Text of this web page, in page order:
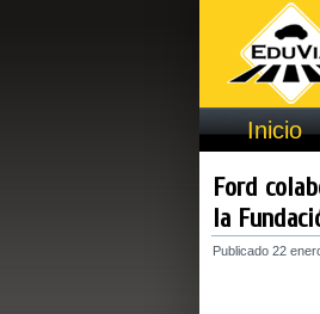
Inicio
Ford
la
Publicado 22